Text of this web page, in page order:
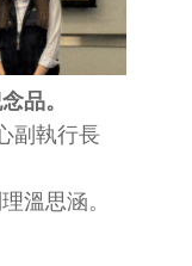
品。
副執行長
溫思涵。